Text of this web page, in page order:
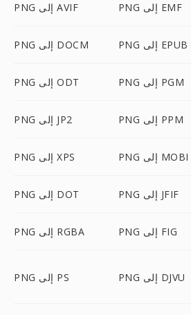
PNG إلى AVIF PNG إلى EMF
PNG إلى DOCM PNG إلى EPUB
PNG إلى ODT PNG إلى PGM
PNG إلى JP2 PNG إلى PPM
PNG إلى XPS PNG إلى MOBI
PNG إلى DOT PNG إلى JFIF
PNG إلى RGBA PNG إلى FIG
PNG إلى PS PNG إلى DJVU